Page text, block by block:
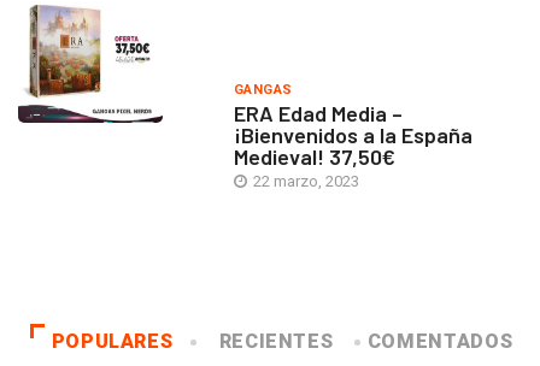
GANGAS
ERA Edad Media –
¡Bienvenidos a la España
Medieval! 37,50€
22 marzo, 2023
POPULARES RECIENTES COMENTADOS